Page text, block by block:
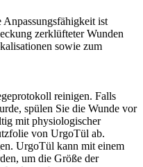
ist
zerklüfteter Wunden
sowie zum
reinigen. Falls
spülen Sie die Wunde vor
mit physiologischer
von UrgoTül ab.
UrgoTül kann mit einem
um die Größe der